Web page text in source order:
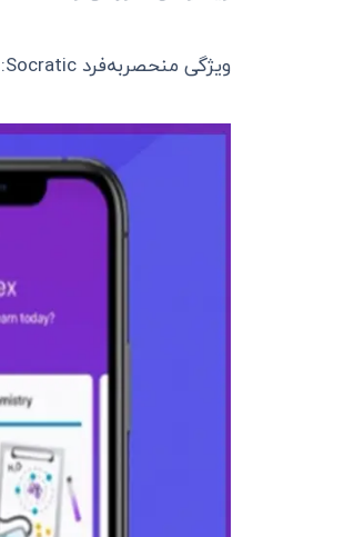
ویژگی منحصربه‌فرد Socratic: پردازش تصویر برای پاسخ‌دهی به سوالات و منابع گسترده آموزشی.